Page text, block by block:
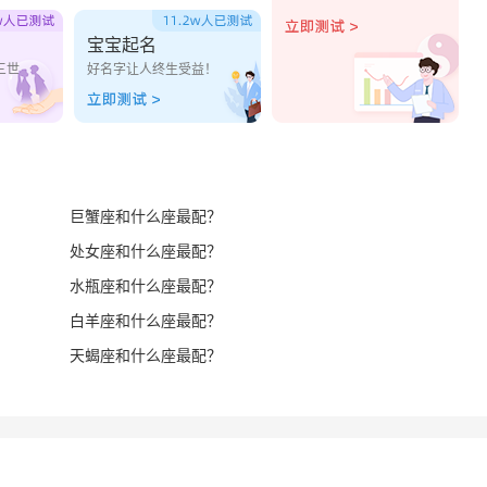
世
宝宝起名
好名字让人终生受益！
巨蟹座和什么座最配？
处女座和什么座最配？
水瓶座和什么座最配？
白羊座和什么座最配？
天蝎座和什么座最配？